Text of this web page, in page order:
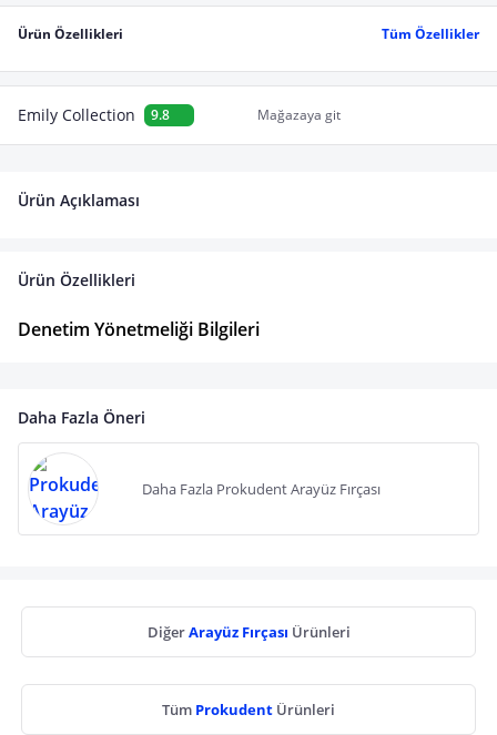
Ürün Özellikleri Tüm Özellikler
Emily Collection 9.8 Mağazaya git
Ürün Açıklaması
Ürün Özellikleri
Denetim Yönetmeliği Bilgileri
Daha Fazla Öneri
Daha Fazla Prokudent Arayüz Fırçası
DiğerArayüz Fırçası Ürünleri
Tüm Prokudent Ürünleri